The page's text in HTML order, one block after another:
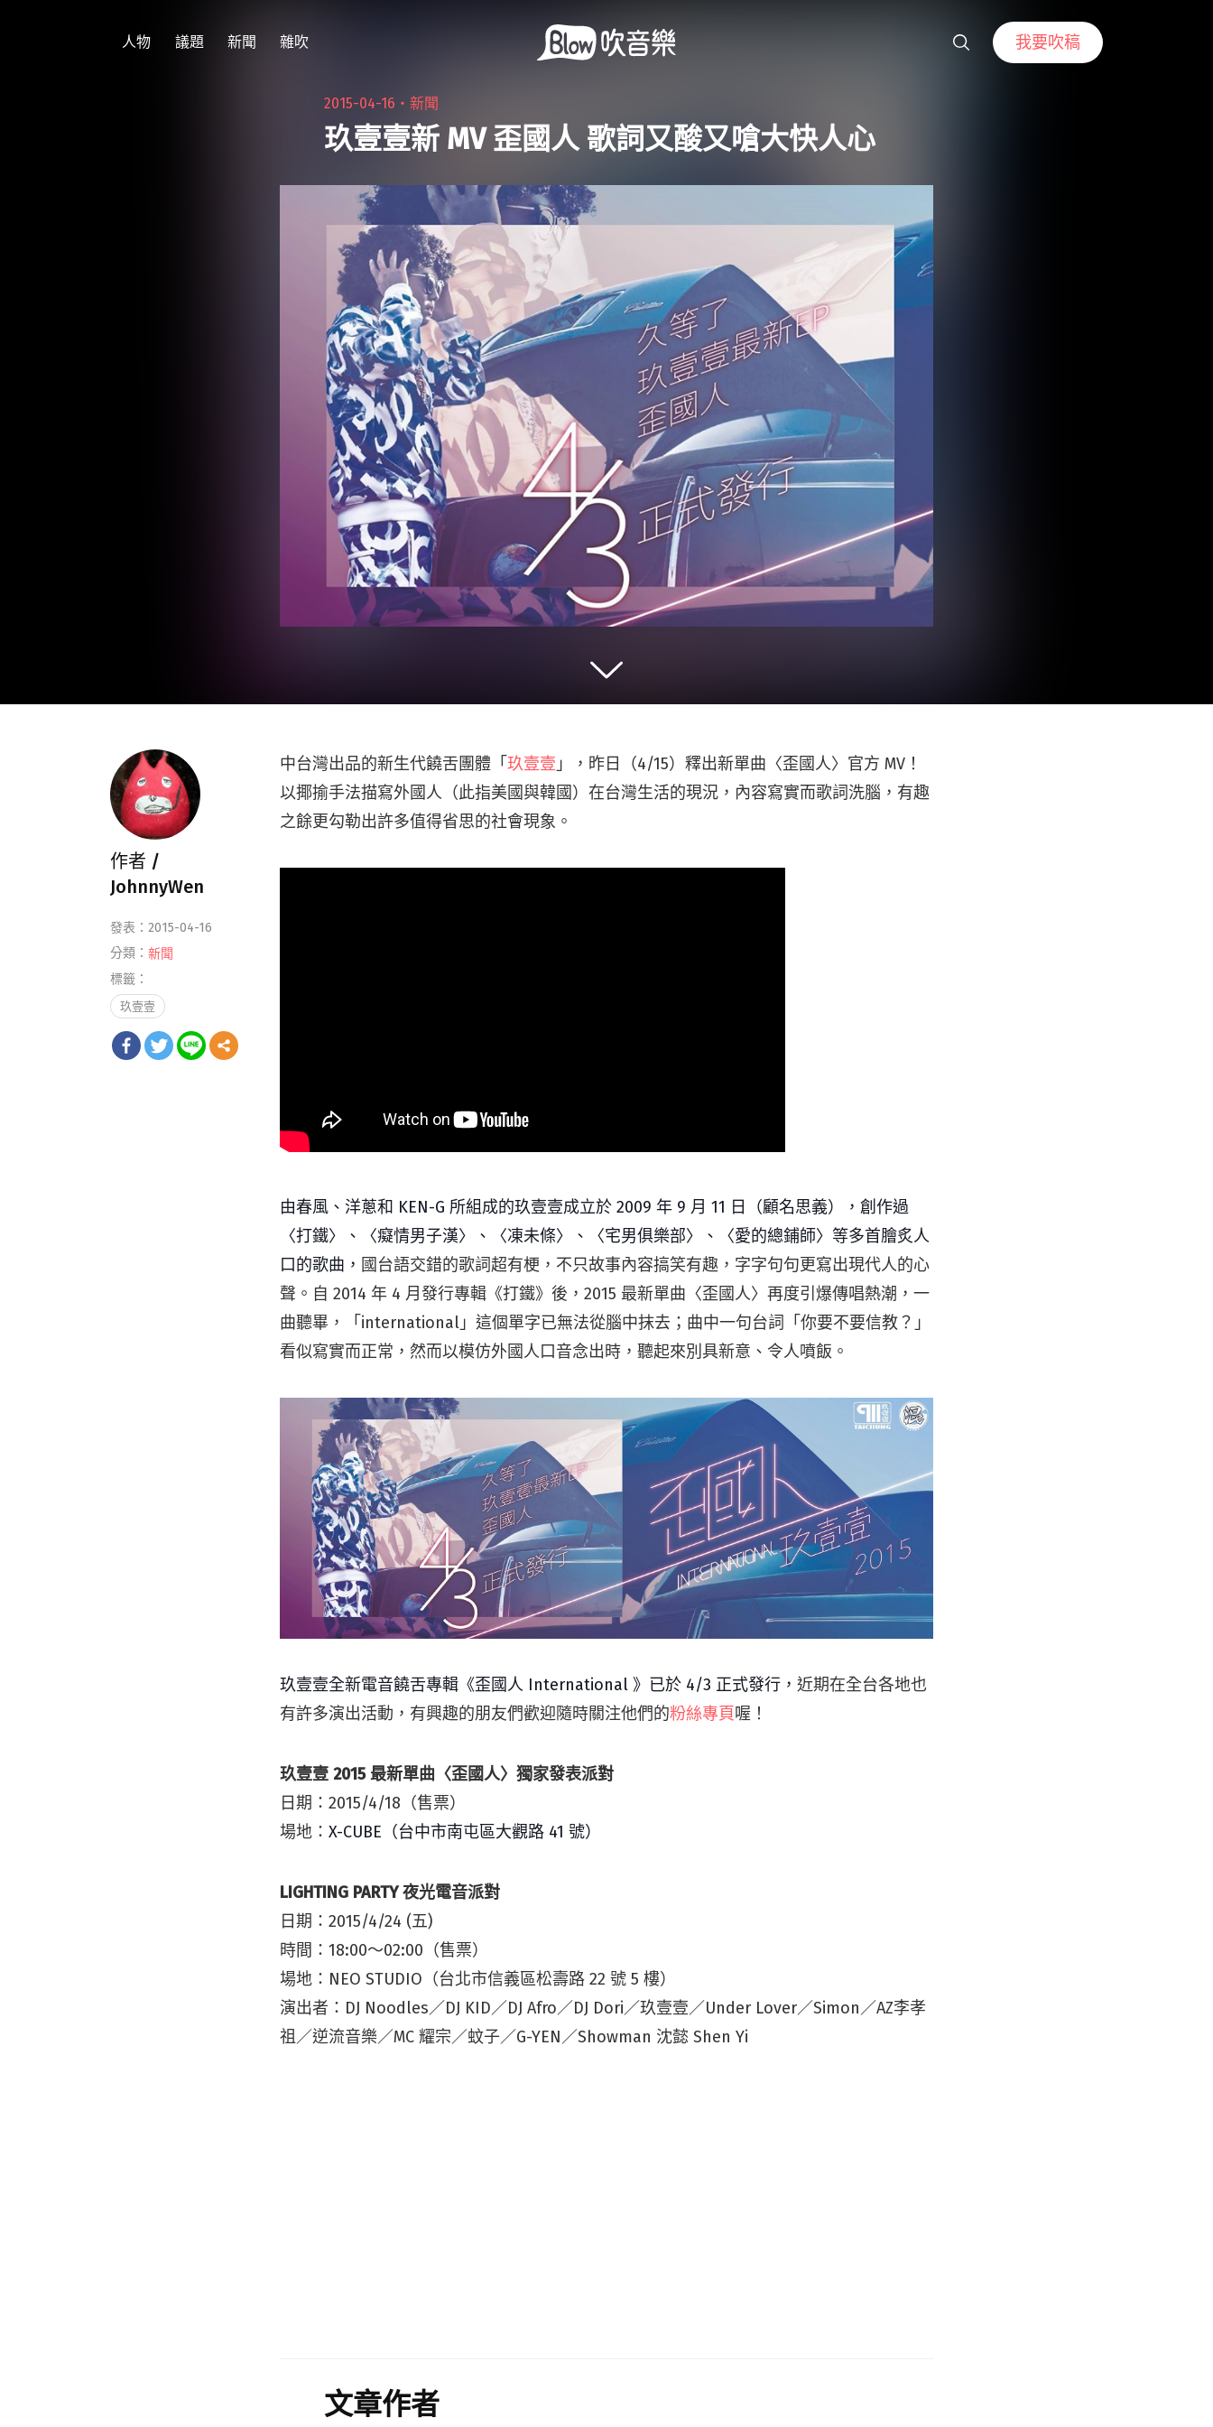
人物 議題 新聞 雜吹 我要吹稿
2015-04-16・新聞
玖壹壹新 MV 歪國人 歌詞又酸又嗆大快人心
中台灣出品的新生代饒舌團體「玖壹壹 」，昨日（4/15）釋出新單曲〈歪國人〉官方 MV！
以揶揄手法描寫外國人（此指美國與韓國）在台灣生活的現況，內容寫實而歌詞洗腦，有趣
之餘更勾勒出許多值得省思的社會現象。
由春風、洋蔥和 KEN-G 所組成的玖壹壹成立於 2009 年 9 月 11 日（顧名思義），創作過
〈打鐵〉、〈癡情男子漢〉、〈凍未條〉、〈宅男俱樂部〉、〈愛的總鋪師〉等多首膾炙人
口的歌曲， 國台語交錯的歌詞超有梗，不只故事內容搞笑有趣，字字句句更寫出現代人的心
聲。自 2014 年 4 月發行專輯《打鐵》後，2015 最新單曲〈歪國人〉再度引爆傳唱熱潮，一
曲聽畢，「international」這個單字已無法從腦中抹去；曲中一句台詞「你要不要信教？」
看似寫實而正常，然而以模仿外國人口音念出時，聽起來別具新意、令人噴飯。
玖壹壹全新電音饒舌專輯《歪國人 International 》已於 4/3 正式發行，近期在全台各地也
有許多演出活動，有興趣的朋友們歡迎隨時關注他們的粉絲專頁喔！
玖壹壹 2015 最新單曲〈歪國人〉獨家發表派對
日期：2015/4/18（售票）
場地：X-CUBE（台中市南屯區大觀路 41 號）
LIGHTING PARTY 夜光電音派對
日期：2015/4/24 (五)
時間：18:00～02:00（售票）
場地：NEO STUDIO（台北市信義區松壽路 22 號 5 樓）
演出者：DJ Noodles／DJ KID／DJ Afro／DJ Dori／玖壹壹／Under Lover／Simon／AZ李孝
祖／逆流音樂／MC 耀宗／蚊子／G-YEN／Showman 沈懿 Shen Yi
文章作者
作者 /
JohnnyWen
發表：2015-04-16
分類： 新聞
標籤：
玖壹壹